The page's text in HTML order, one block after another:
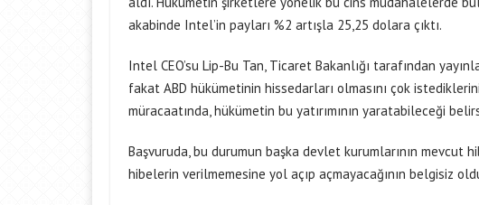
akabinde Intel’in payları %2 artışla 25,25 dolara çıktı.
Intel CEO’su Lip-Bu Tan, Ticaret Bakanlığı tarafından
fakat ABD hükümetinin hissedarları olmasını çok
müracaatında, hükümetin bu yatırımının yaratabileceği
Başvuruda, bu durumun başka devlet kurumlarının
hibelerin verilmemesine yol açıp açmayacağının belgisiz